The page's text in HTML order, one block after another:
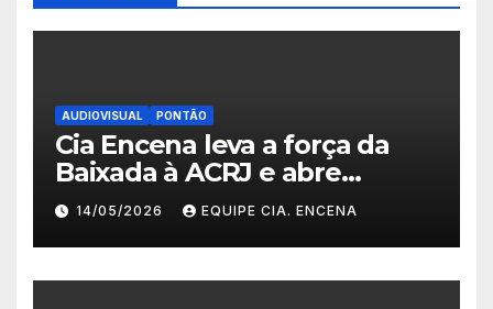
AUDIOVISUAL PONTÃO
Cia Encena leva a força da
Baixada à ACRJ e abre
inscrições para a 2ª turma do
Fazendo Meu Primeiro Filme”
em Nova Iguaçu
14/05/2026 EQUIPE CIA. ENCENA